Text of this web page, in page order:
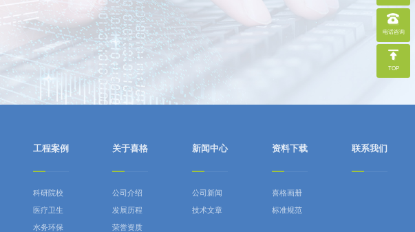
工程案例
科研院校
医疗卫生
水务环保
关于喜格
公司介绍
发展历程
荣誉资质
新闻中心
公司新闻
技术文章
资料下载
喜格画册
标准规范
联系我们
电话咨询
TOP